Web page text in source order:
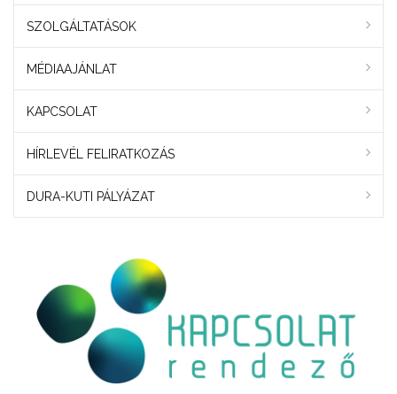
SZOLGÁLTATÁSOK
MÉDIAAJÁNLAT
KAPCSOLAT
HÍRLEVÉL FELIRATKOZÁS
DURA-KUTI PÁLYÁZAT